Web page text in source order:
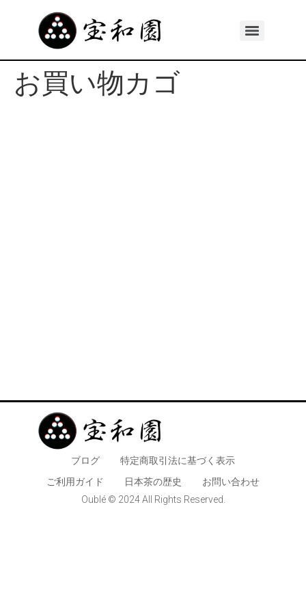
お買い物カゴ
ブログ
特定商取引法に基づく表示
​ご利用ガイド
日本茶の歴史
お問い合わせ
Oublé © 2024 All Rights Reserved.